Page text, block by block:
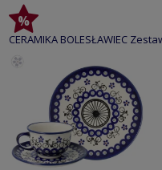
CERAMIKA BOLESŁAWIEC